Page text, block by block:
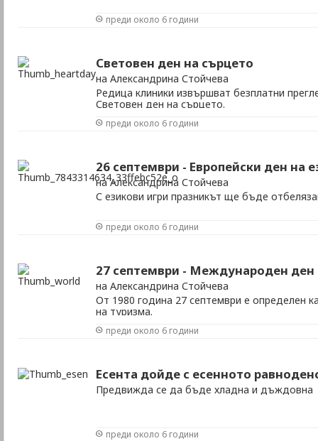
преди около 6 години
Световен ден на сърцето
на Александрина Стойчева
Редица клиники извършват безплатни
Световен ден на сърцето.
преди около 6 години
26 септември - Европейски ден на
на Александрина Стойчева
С езикови игри празникът ще бъде
преди около 6 години
27 септември - Международен ден
на Александрина Стойчева
От 1980 година 27 септември е определен
на туризма.
преди около 6 години
Есента дойде с есенното
Предвижда се да бъде хладна и дъждовна
преди около 6 години